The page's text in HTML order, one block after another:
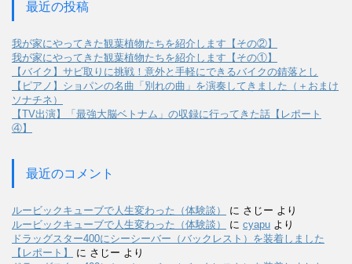
最近の投稿
我が家にやってきた観葉植物たちを紹介します【その②】
我が家にやってきた観葉植物たちを紹介します【その①】
【バイク】サビ取りに挑戦！意外と手軽にできるバイクの錆落とし
【ピアノ】ショパンの名曲「別れの曲」を演奏してきました（＋おまけ
ソナチネ）
【TV出演】「最強大脳ベトナム」の収録に行ってきた話【レポート
④】
最近のコメント
ルービックキューブで人生変わった（体験談） に さじー より
ルービックキューブで人生変わった（体験談）
に cyapu より
ドラッグスター400にシーシーバー（バックレスト）を装着しました
【レポート】
に さじー より